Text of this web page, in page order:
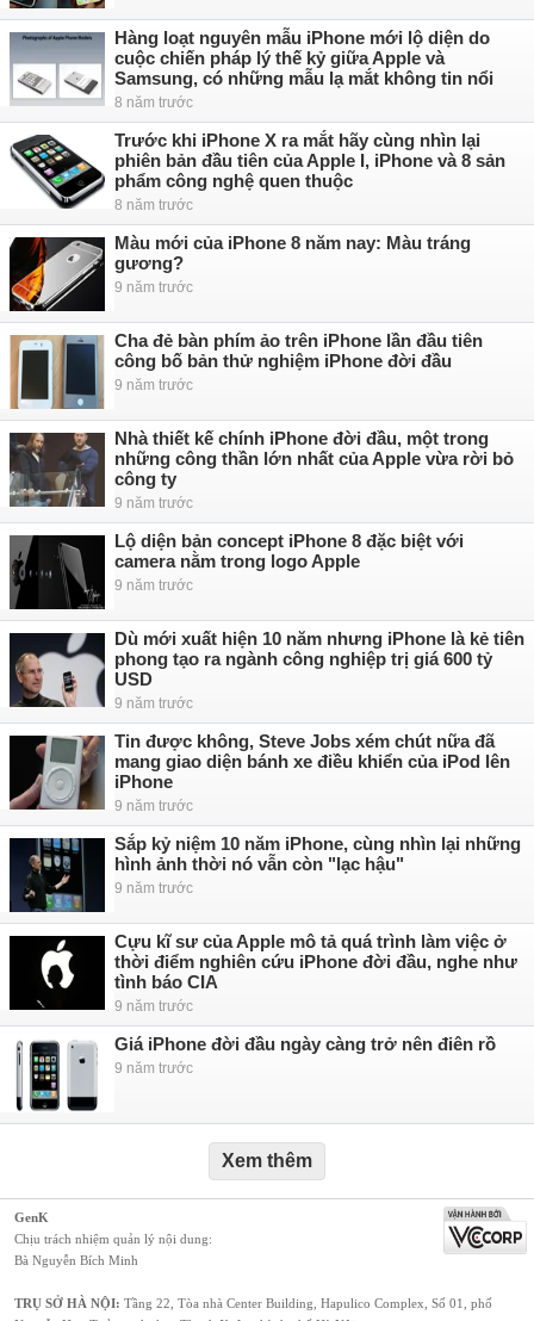
Hàng loạt nguyên mẫu iPhone mới lộ diện do
cuộc chiến pháp lý thế kỷ giữa Apple và
Samsung, có những mẫu lạ mắt không tin nổi
8 năm trước
Trước khi iPhone X ra mắt hãy cùng nhìn lại
phiên bản đầu tiên của Apple I, iPhone và 8 sản
phẩm công nghệ quen thuộc
8 năm trước
Màu mới của iPhone 8 năm nay: Màu tráng
gương?
9 năm trước
Cha đẻ bàn phím ảo trên iPhone lần đầu tiên
công bố bản thử nghiệm iPhone đời đầu
9 năm trước
Nhà thiết kế chính iPhone đời đầu, một trong
những công thần lớn nhất của Apple vừa rời bỏ
công ty
9 năm trước
Lộ diện bản concept iPhone 8 đặc biệt với
camera nằm trong logo Apple
9 năm trước
Dù mới xuất hiện 10 năm nhưng iPhone là kẻ tiên
phong tạo ra ngành công nghiệp trị giá 600 tỷ
USD
9 năm trước
Tin được không, Steve Jobs xém chút nữa đã
mang giao diện bánh xe điều khiển của iPod lên
iPhone
9 năm trước
Sắp kỷ niệm 10 năm iPhone, cùng nhìn lại những
hình ảnh thời nó vẫn còn "lạc hậu"
9 năm trước
Cựu kĩ sư của Apple mô tả quá trình làm việc ở
thời điểm nghiên cứu iPhone đời đầu, nghe như
tình báo CIA
9 năm trước
Giá iPhone đời đầu ngày càng trở nên điên rồ
9 năm trước
Xem thêm
GenK
Chịu trách nhiệm quản lý nội dung:
Bà Nguyễn Bích Minh
TRỤ SỞ HÀ NỘI: Tầng 22, Tòa nhà Center Building, Hapulico Complex, Số 01, phố